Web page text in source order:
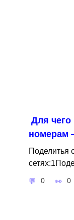
Для
номерам
Поделитья
0 0